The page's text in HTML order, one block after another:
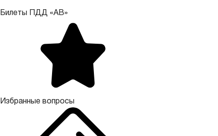
Билеты ПДД «АВ»
Избранные вопросы